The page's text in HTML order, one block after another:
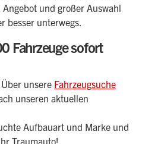
und großer Auswahl
besser unterwegs.
Fahrzeugesofort
Über unsere Fahrzeugsuche
unseren aktuellen
Aufbauart und Marke und
Traumauto!